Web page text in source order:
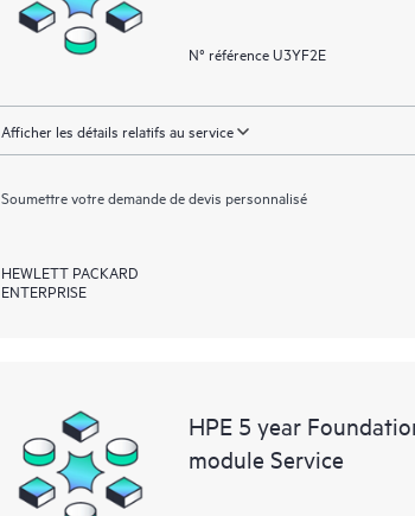
N° référence U3YF2E
Afficher les détails relatifs au service
Soumettre votre demande de devis personnalisé
HEWLETT PACKARD
ENTERPRISE
HPE 5 year
module Service